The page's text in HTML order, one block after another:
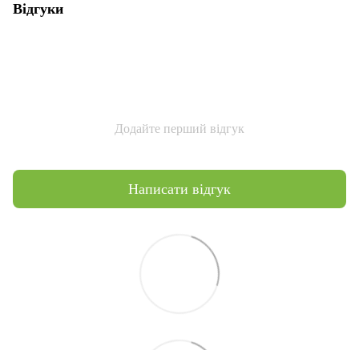
Відгуки
Додайте перший відгук
Написати відгук